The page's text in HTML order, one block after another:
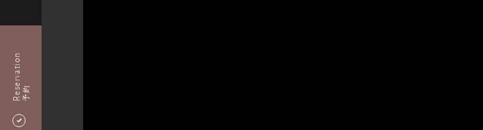
Reservation予約